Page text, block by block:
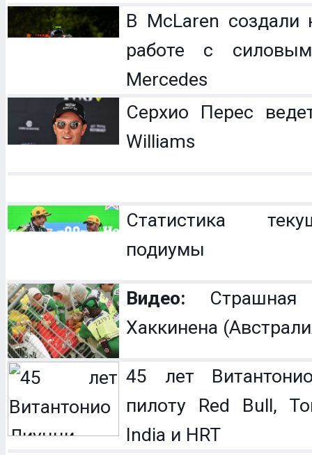
В McLaren создали
работе с
Mercedes
Серхио Перес
Williams
Статистика
подиумы
Видео: Страшная
Хаккинена
45 лет
пилоту Red Bull,
India и HRT